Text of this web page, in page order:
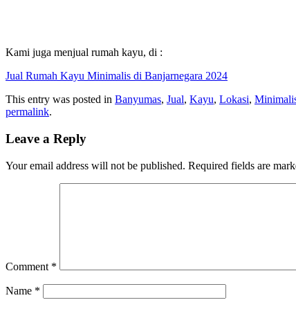
Kami juga menjual rumah kayu, di :
Jual Rumah Kayu Minimalis di Banjarnegara 2024
This entry was posted in Banyumas, Jual, Kayu, Lokasi,
permalink.
Leave a Reply
Your email address will not be published. Required fields are
Comment *
Name *